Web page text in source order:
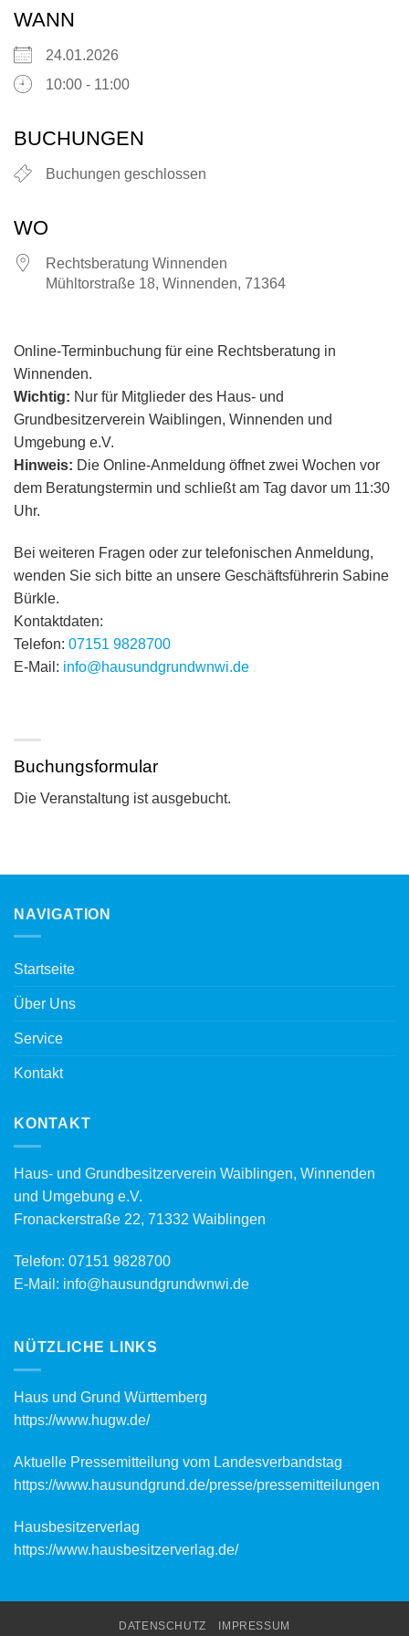
WANN
24.01.2026
10:00 - 11:00
BUCHUNGEN
Buchungen geschlossen
WO
Rechtsberatung Winnenden
Mühltorstraße 18, Winnenden, 71364
Online-Terminbuchung für eine Rechtsberatung in
Winnenden.
Wichtig: Nur für Mitglieder des Haus- und
Grundbesitzerverein Waiblingen, Winnenden und
Umgebung e.V.
Hinweis: Die Online-Anmeldung öffnet zwei Wochen vor
dem Beratungstermin und schließt am Tag davor um 11:30
Uhr.
Bei weiteren Fragen oder zur telefonischen Anmeldung,
wenden Sie sich bitte an unsere Geschäftsführerin Sabine
Bürkle.
Kontaktdaten:
Telefon: 07151 9828700
E-Mail: info@hausundgrundwnwi.de
Buchungsformular
Die Veranstaltung ist ausgebucht.
NAVIGATION
Startseite
Über Uns
Service
Kontakt
KONTAKT
Haus- und Grundbesitzerverein Waiblingen, Winnenden
und Umgebung e.V.
Fronackerstraße 22, 71332 Waiblingen
Telefon: 07151 9828700
E-Mail: info@hausundgrundwnwi.de
NÜTZLICHE LINKS
Haus und Grund Württemberg
https://www.hugw.de/
Aktuelle Pressemitteilung vom Landesverbandstag
https://www.hausundgrund.de/presse/pressemitteilungen
Hausbesitzerverlag
https://www.hausbesitzerverlag.de/
DATENSCHUTZ IMPRESSUM